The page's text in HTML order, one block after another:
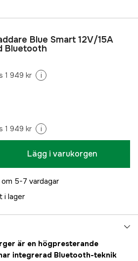
Blue Smart 12V/15A
Bluetooth
1 949 kr i
1 949 kr i
Lägg i varukorgen
om 5-7 vardagar
i lager
är en högpresterande
integrerad Bluetooth-teknik